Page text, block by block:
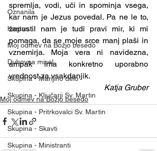
Oznanila
Karitas
Moj odmev na Božjo besedo
Duhovna misel
Skupina - Marijino delo
Skupina - Ključarji Sv. Martin
Skupina - Pritrkovalci Sv. Martin
Skupina - Skavti
Skupina - Ministranti
spremlja, vodi, uči in spominja vsega,
kar nam je Jezus povedal. Pa ne le to,
zapustil nam je tudi pravi mir, ki mi
pomaga, da se moje srce manj plaši in
vznemirja. Moja vera ni navidezna,
ampak ima konkretno uporabno
vrednost za vsakdanjik.
Katja Gruber
Moj odmev na Božjo besedo